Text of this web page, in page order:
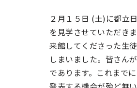
２月１５日 (土)に都立
を見学させていただき
来館してくださった生
しまいました。皆さん
であります。これまで